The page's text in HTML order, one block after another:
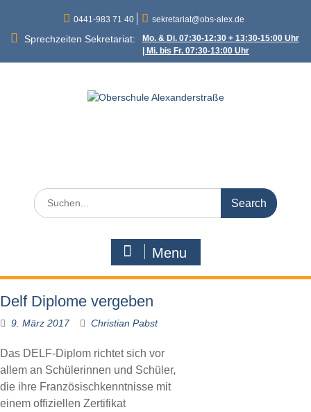
content
0441-983 71 40 sekretariat@obs-alex.de
Sprechzeiten Sekretariat:
Mo. & Di. 07:30-12:30 + 13:30-15:00 Uhr
| Mi. bis Fr. 07:30-13:00 Uhr
Search
for:
Menu
Delf Diplome vergeben
9. März 2017 Christian Pabst
Das DELF-Diplom richtet sich vor
allem an Schülerinnen und Schüler,
die ihre Französischkenntnisse mit
einem offiziellen Zertifikat